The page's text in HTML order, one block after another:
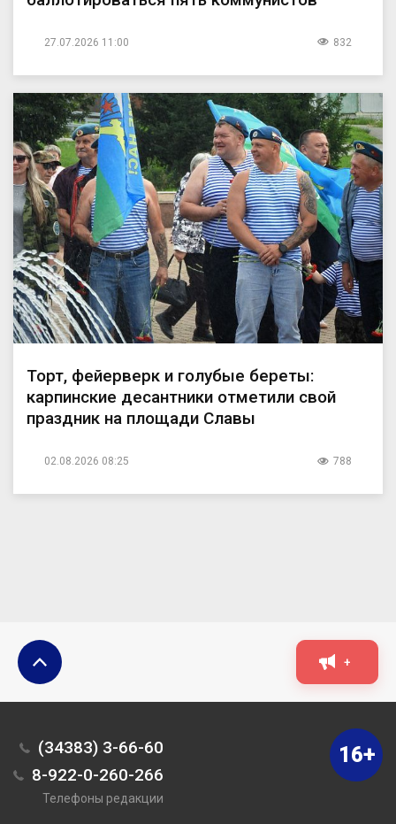
27.07.2026 11:00 832
Торт, фейерверк и голубые береты:
карпинские десантники отметили свой
праздник на площади Славы
02.08.2026 08:25 788
+
16+
(34383) 3-66-60
8-922-0-260-266
Телефоны редакции